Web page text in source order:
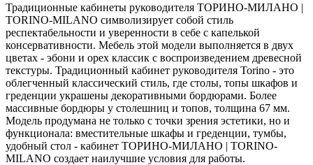
Традиционные кабинеты руководителя ТОРИНО-МИЛАНО |
TORINO-MILANO символизирует собой стиль
респектабельности и уверенности в себе с капелькой
консервативности. Мебель этой модели выполняется в двух
цветах - эбони и орех классик с воспроизведением древесной
текстуры. Традиционный кабинет руководителя Torino - это
облегченный классический стиль, где столы, топы шкафов и
греденции украшены декоративными бордюрами. Более
массивные бордюры у столешниц и топов, толщина 67 мм.
Модель продумана не только с точки зрения эстетики, но и
функционала: вместительные шкафы и греденции, тумбы,
удобный стол - кабинет ТОРИНО-МИЛАНО | TORINO-
MILANO создает наилучшие условия для работы.